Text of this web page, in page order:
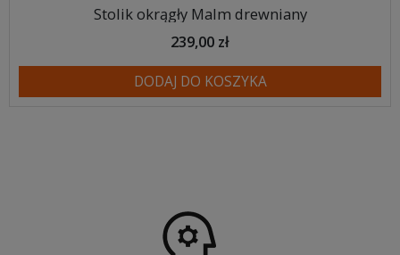
Stolik okrągły Malm drewniany
239,00 zł
DODAJ DO KOSZYKA